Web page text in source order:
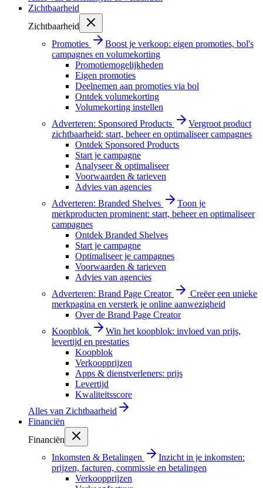
Zichtbaarheid
Zichtbaarheid
Promoties
Boost je verkoop: eigen promoties, bol's
campagnes en volumekorting
Promotiemogelijkheden
Eigen promoties
Deelnemen aan promoties via bol
Ontdek volumekorting
Volumekorting instellen
Adverteren: Sponsored Products
Vergroot product
zichtbaarheid: start, beheer en optimaliseer campagnes
Ontdek Sponsored Products
Start je campagne
Analyseer & optimaliseer
Voorwaarden & tarieven
Advies van agencies
Adverteren: Branded Shelves
Toon je
merkproducten prominent: start, beheer en optimaliseer
campagnes
Ontdek Branded Shelves
Start je campagne
Optimaliseer je campagnes
Voorwaarden & tarieven
Advies van agencies
Adverteren: Brand Page Creator
Creëer een unieke
merkpagina en versterk je online aanwezigheid
Over de Brand Page Creator
Koopblok
Win het koopblok: invloed van prijs,
levertijd en prestaties
Koopblok
Verkoopprijzen
Apps & dienstverleners: prijs
Levertijd
Kwaliteitsscore
Alles van Zichtbaarheid
Financiën
Financiën
Inkomsten & Betalingen
Inzicht in je inkomsten:
prijzen, facturen, commissie en betalingen
Verkoopprijzen